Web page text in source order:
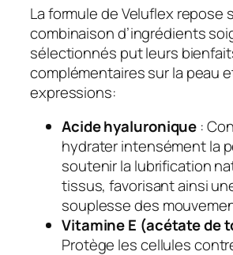
La formule de Veluflex repose
combinaison d’ingrédients
sélectionnés put leurs
complémentaires sur la peau
expressions:
Acide hyaluronique :
hydrater intensément la
soutenir la lubrification
tissus, favorisant ainsi
souplesse des
Vitamine E (acétate de
Protège les cellules